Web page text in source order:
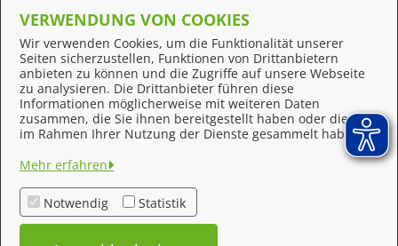
Behördennummer 115
Online-Support
Feedback
Impressum
Datenschutzerklärung
Kontakt
VERWENDUNG VON COOKIES
Wir verwenden Cookies, um die Funktionalität unserer
Seiten sicherzustellen, Funktionen von Drittanbietern
anbieten zu können und die Zugriffe auf unsere Webseite
zu analysieren. Die Drittanbieter führen diese
Informationen möglicherweise mit weiteren Daten
zusammen, die Sie ihnen bereitgestellt haben oder die sie
im Rahmen Ihrer Nutzung der Dienste gesammelt haben.
Mehr erfahren
Notwendig Statistik